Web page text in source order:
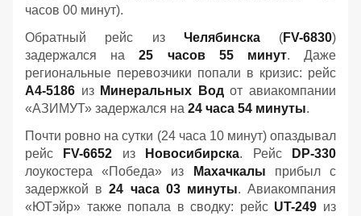
часов 00 минут).
Обратный рейс из Челябинска(FV-6830)
задержался на25 часов 55 минут. Даже
региональные перевозчики попали в кризис: рейс
A4-5186 из Минеральных Водот авиакомпании
«АЗИМУТ» задержался на 24 часа 54 минуты.
Почти ровно на сутки (24 часа 10 минут) опаздывал
рейс
FV-6652 из Новосибирска. Рейс
DP-330
лоукостера «Победа» из
Махачкалы прибыл с
задержкой в24 часа 03 минуты. Авиакомпания
«ЮТэйр» также попала в сводку: рейс UT-249 из